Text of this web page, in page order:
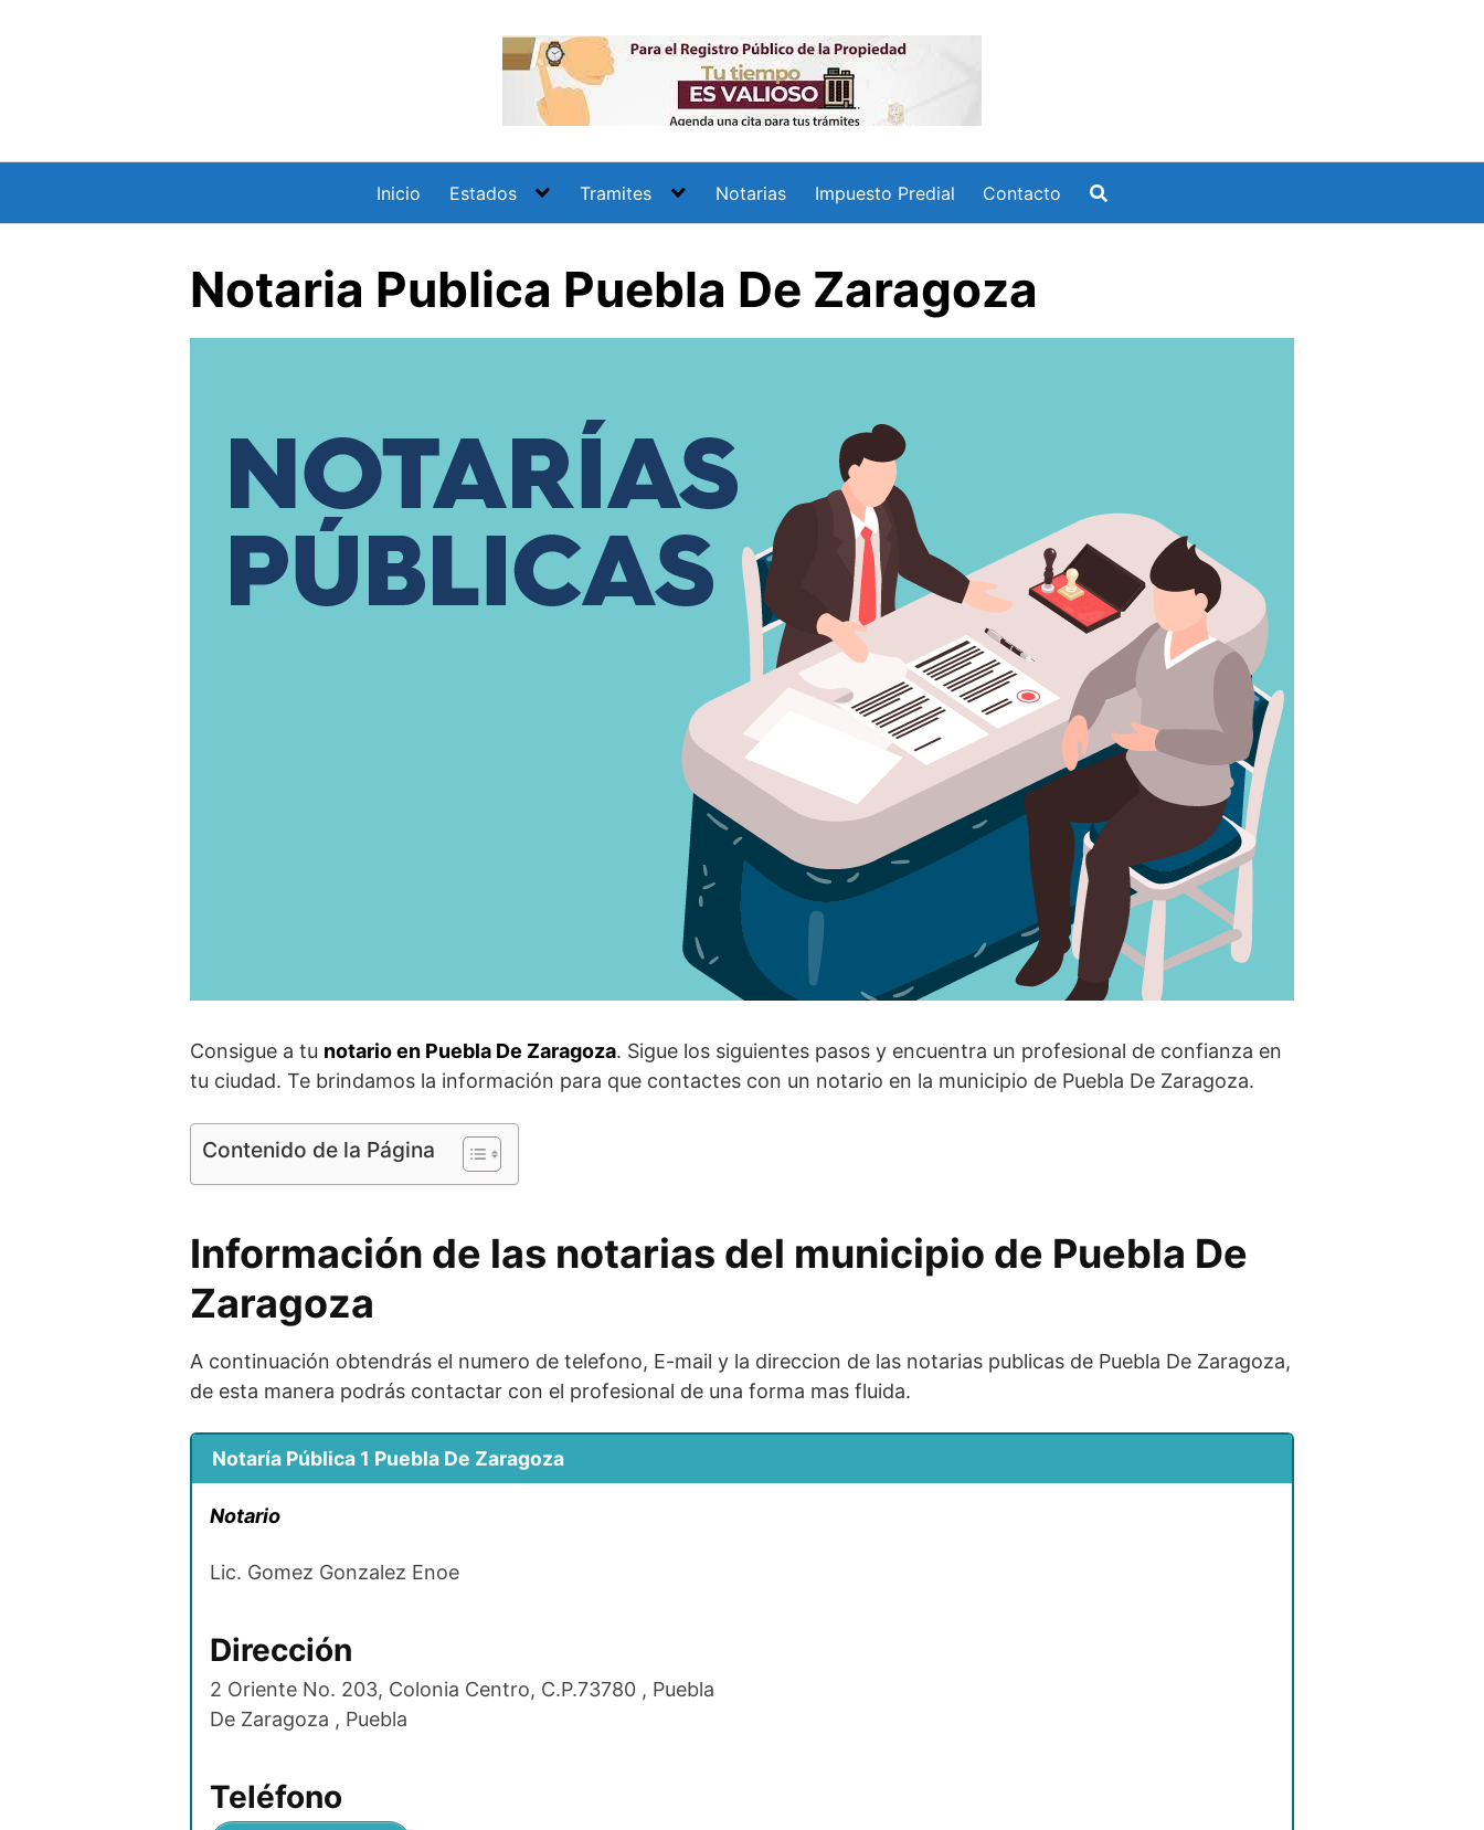
Inicio Estados Tramites Notarias Impuesto Predial Contacto
Notaria Publica Puebla De Zaragoza
Consigue a tu notario en Puebla De Zaragoza. Sigue los siguientes pasos y encuentra un profesional de confianza en
tu ciudad. Te brindamos la información para que contactes con un notario en la municipio de Puebla De Zaragoza.
Contenido de la Página
Información de las notarias del municipio de Puebla De
Zaragoza
A continuación obtendrás el numero de telefono, E-mail y la direccion de las notarias publicas de Puebla De Zaragoza,
de esta manera podrás contactar con el profesional de una forma mas fluida.
Notaría Pública 1 Puebla De Zaragoza
Notario
Lic. Gomez Gonzalez Enoe
Dirección
2 Oriente No. 203, Colonia Centro, C.P.73780 , Puebla
De Zaragoza , Puebla
Teléfono